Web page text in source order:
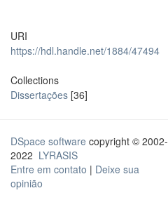
URI
https://hdl.handle.net/1884/47494
Collections
Dissertações [36]
DSpace software copyright © 2002-
2022 LYRASIS
Entre em contato | Deixe sua
opinião